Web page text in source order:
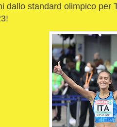
dallo standard olimpico per